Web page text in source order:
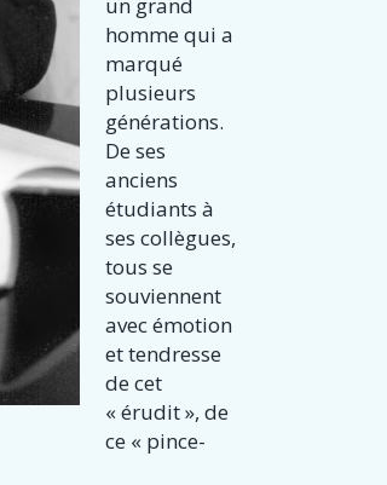
homme qui a
marqué
plusieurs
générations.
De ses
anciens
étudiants à
ses collègues,
tous se
souviennent
avec émotion
et tendresse
de cet
« érudit », de
ce « pince-